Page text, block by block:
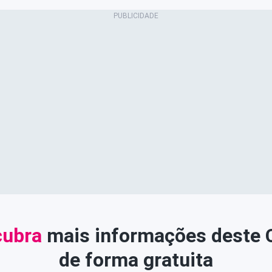
mais informações deste
de forma gratuita